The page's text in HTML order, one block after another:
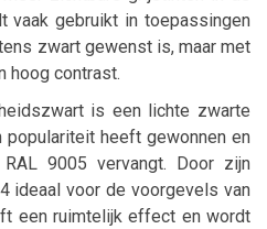
vaak gebruikt in toepassingen
zwart gewenst is, maar met
hoog contrast.
is een lichte zwarte
heeft gewonnen en
9005 vervangt. Door zijn
ideaal voor de voorgevels van
een ruimtelijk effect en wordt